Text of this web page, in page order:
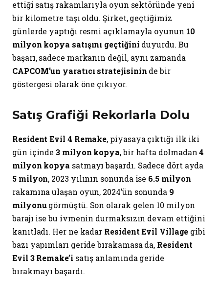
ettiği satış rakamlarıyla oyun sektöründe yeni
bir kilometre taşı oldu. Şirket, geçtiğimiz
günlerde yaptığı resmi açıklamayla oyunun 10
milyon kopya satışını geçtiğini duyurdu. Bu
başarı, sadece markanın değil, aynı zamanda
CAPCOM’un yaratıcı stratejisinin de bir
göstergesi olarak öne çıkıyor.
Satış Grafiği Rekorlarla Dolu
Resident Evil 4 Remake, piyasaya çıktığı ilk iki
gün içinde3 milyon kopya, bir hafta dolmadan4
milyon kopya satmayı başardı. Sadece dört ayda
5 milyon, 2023 yılının sonunda ise 6.5 milyon
rakamına ulaşan oyun, 2024’ün sonunda 9
milyonugörmüştü. Son olarak gelen 10 milyon
barajı ise bu ivmenin durmaksızın devam ettiğini
kanıtladı. Her ne kadar Resident Evil Village gibi
bazı yapımları geride bırakamasa da, Resident
Evil 3 Remake’i satış anlamında geride
bırakmayı başardı.